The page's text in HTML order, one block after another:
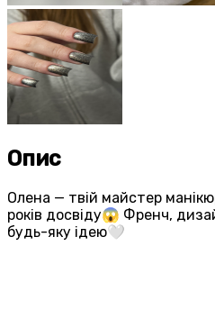
Опис
Олена — твій майстер
років досвіду😱 Френч,
будь-яку ідею🤍